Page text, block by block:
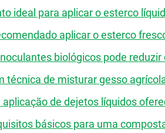
ideal para aplicar o esterco
aplicar o esterco
biológicos pode
técnica de misturar gesso
aplicação de dejetos líquidos
básicos para uma